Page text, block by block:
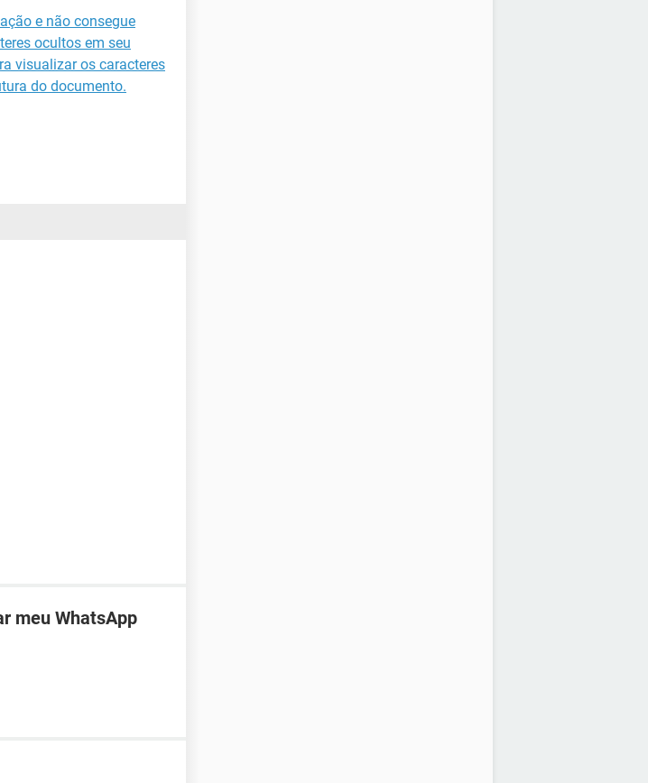
e não consegue
ocultos em seu
visualizar os caracteres
do documento.
meu WhatsApp